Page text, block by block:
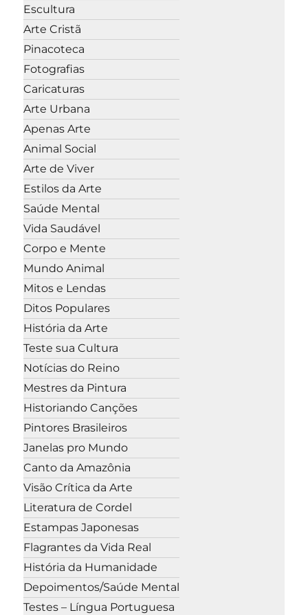
Escultura
Arte Cristã
Pinacoteca
Fotografias
Caricaturas
Arte Urbana
Apenas Arte
Animal Social
Arte de Viver
Estilos da Arte
Saúde Mental
Vida Saudável
Corpo e Mente
Mundo Animal
Mitos e Lendas
Ditos Populares
História da Arte
Teste sua Cultura
Notícias do Reino
Mestres da Pintura
Historiando Canções
Pintores Brasileiros
Janelas pro Mundo
Canto da Amazônia
Visão Crítica da Arte
Literatura de Cordel
Estampas Japonesas
Flagrantes da Vida Real
História da Humanidade
Depoimentos/Saúde Mental
Testes – Língua Portuguesa